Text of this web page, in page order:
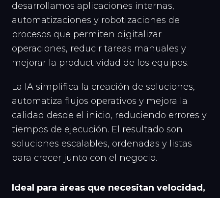
desarrollamos aplicaciones internas,
automatizaciones y robotizaciones de
procesos que permiten digitalizar
operaciones, reducir tareas manuales y
mejorar la productividad de los equipos.
La IA simplifica la creación de soluciones,
automatiza flujos operativos y mejora la
calidad desde el inicio, reduciendo errores y
tiempos de ejecución. El resultado son
soluciones escalables, ordenadas y listas
para crecer junto con el negocio.
Ideal para áreas que necesitan velocidad,